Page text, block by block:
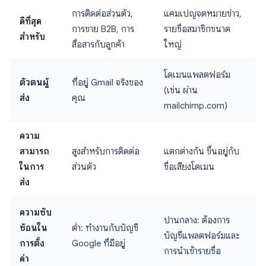
ดีที่สุด
สำหรับ
การติดต่อส่วนตัว,
การขาย B2B, การ
สื่อสารกับลูกค้า
แคมเปญจดหมายข่าว,
รายชื่อสมาชิกขนาด
ใหญ่
ตัวตนผู้
ส่ง
ที่อยู่ Gmail จริงของ
คุณ
โดเมนแพลตฟอร์ม
(เช่น ผ่าน
mailchimp.com)
ความ
สามารถ
ในการ
ส่ง
สูงสำหรับการติดต่อ
ส่วนตัว
แตกต่างกัน ขึ้นอยู่กับ
ชื่อเสียงโดเมน
ความซับ
ซ้อนใน
การตั้ง
ค่า
ต่ำ: ทำงานกับบัญชี
Google ที่มีอยู่
ปานกลาง: ต้องการ
บัญชีแพลตฟอร์มและ
การนำเข้ารายชื่อ